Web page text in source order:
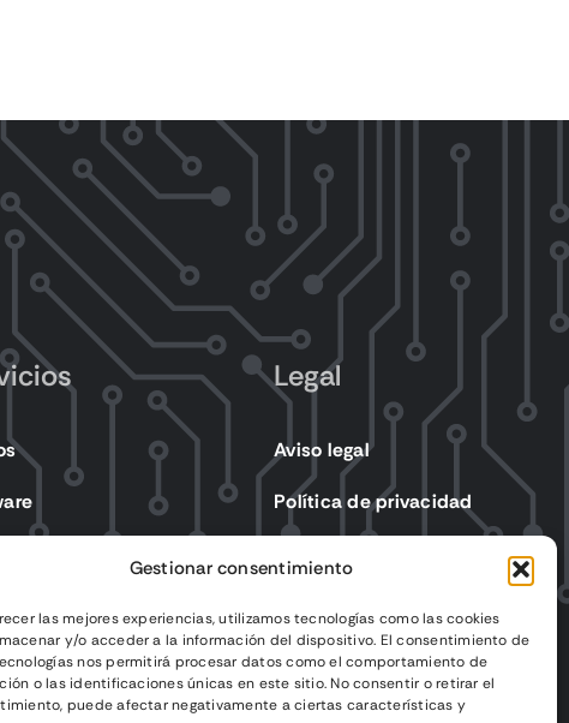
Gestionar consentimiento
las mejores experiencias, utilizamos tecnologías como las cookies
y/o acceder a la información del dispositivo. El consentimiento de
nos permitirá procesar datos como el comportamiento de
o las identificaciones únicas en este sitio. No consentir o retirar el
puede afectar negativamente a ciertas características y
Legal
Aviso legal
Política de privacidad